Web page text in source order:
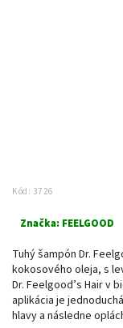
Kód: 3726
Značka: FEELGOOD
Tuhý šampón Dr.
kokosového oleja, s
Dr. Feelgood’s Hair v
aplikácia je
hlavy a následne